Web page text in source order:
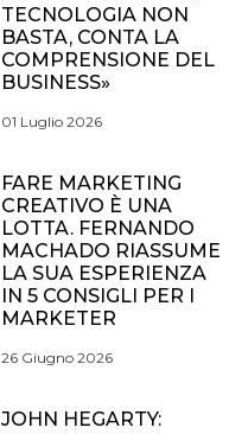
TECNOLOGIA NON
BASTA, CONTA LA
COMPRENSIONE DEL
BUSINESS»
01 Luglio 2026
FARE MARKETING
CREATIVO È UNA
LOTTA. FERNANDO
MACHADO RIASSUME
LA SUA ESPERIENZA
IN 5 CONSIGLI PER I
MARKETER
26 Giugno 2026
JOHN HEGARTY: